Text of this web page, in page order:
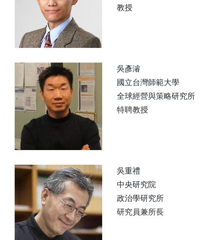
教授
吳彥濬
國立台灣師範大學
全球經營與策略研究所
特聘教授
吳重禮
中央研究院
政治學研究所
研究員兼所長